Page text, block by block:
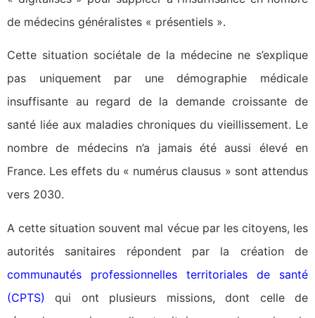
de médecins généralistes « présentiels ».
Cette situation sociétale de la médecine ne s’explique
pas uniquement par une démographie médicale
insuffisante au regard de la demande croissante de
santé liée aux maladies chroniques du vieillissement. Le
nombre de médecins n’a jamais été aussi élevé en
France. Les effets du « numérus clausus » sont attendus
vers 2030.
A cette situation souvent mal vécue par les citoyens, les
autorités sanitaires répondent par la création de
communautés professionnelles territoriales de santé
(CPTS)
qui ont plusieurs missions, dont celle de